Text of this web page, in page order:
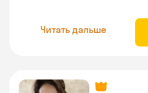
Читать дальше